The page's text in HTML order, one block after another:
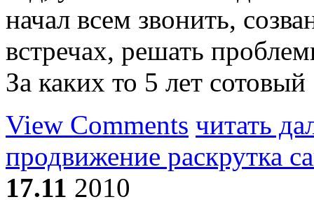
начал всем звонить,
встречах, решать
За каких то 5 лет сотовый
View Comments читать
продвижение раскрутка
17.11 2010